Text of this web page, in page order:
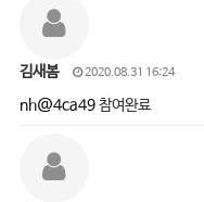
김새봄 2020.08.31 16:24
nh@4ca49참여완료